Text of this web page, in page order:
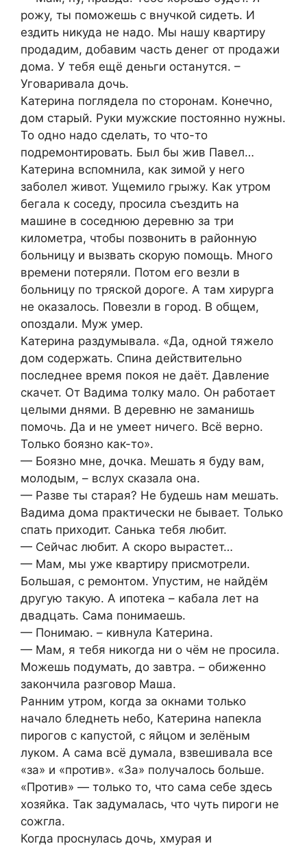
рожу, ты поможешь с внучкой сидеть. И
ездить никуда не надо. Мы нашу квартиру
продадим, добавим часть денег от продажи
дома. У тебя ещё деньги останутся. –
Уговаривала дочь.
Катерина поглядела по сторонам. Конечно,
дом старый. Руки мужские постоянно нужны.
То одно надо сделать, то что-то
подремонтировать. Был бы жив Павел…
Катерина вспомнила, как зимой у него
заболел живот. Ущемило грыжу. Как утром
бегала к соседу, просила съездить на
машине в соседнюю деревню за три
километра, чтобы позвонить в районную
больницу и вызвать скорую помощь. Много
времени потеряли. Потом его везли в
больницу по тряской дороге. А там хирурга
не оказалось. Повезли в город. В общем,
опоздали. Муж умер.
Катерина раздумывала. «Да, одной тяжело
дом содержать. Спина действительно
последнее время покоя не даёт. Давление
скачет. От Вадима толку мало. Он работает
целыми днями. В деревню не заманишь
помочь. Да и не умеет ничего. Всё верно.
Только боязно как-то».
— Боязно мне, дочка. Мешать я буду вам,
молодым, – вслух сказала она.
— Разве ты старая? Не будешь нам мешать.
Вадима дома практически не бывает. Только
спать приходит. Санька тебя любит.
— Сейчас любит. А скоро вырастет…
— Мам, мы уже квартиру присмотрели.
Большая, с ремонтом. Упустим, не найдём
другую такую. А ипотека – кабала лет на
двадцать. Сама понимаешь.
— Понимаю. – кивнула Катерина.
— Мам, я тебя никогда ни о чём не просила.
Можешь подумать, до завтра. – обиженно
закончила разговор Маша.
Ранним утром, когда за окнами только
начало бледнеть небо, Катерина напекла
пирогов с капустой, с яйцом и зелёным
луком. А сама всё думала, взвешивала все
«за» и «против». «За» получалось больше.
«Против» — только то, что сама себе здесь
хозяйка. Так задумалась, что чуть пироги не
сожгла.
Когда проснулась дочь, хмурая и